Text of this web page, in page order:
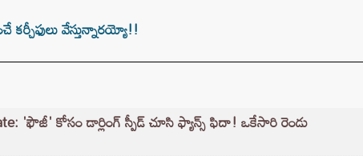
కర్చీఫులు వేస్తున్నారయ్యో!!
'ఫౌజీ' కోసం డార్లింగ్ స్పీడ్ చూసి ఫ్యాన్స్ ఫిదా! ఒకేసారి రెండు